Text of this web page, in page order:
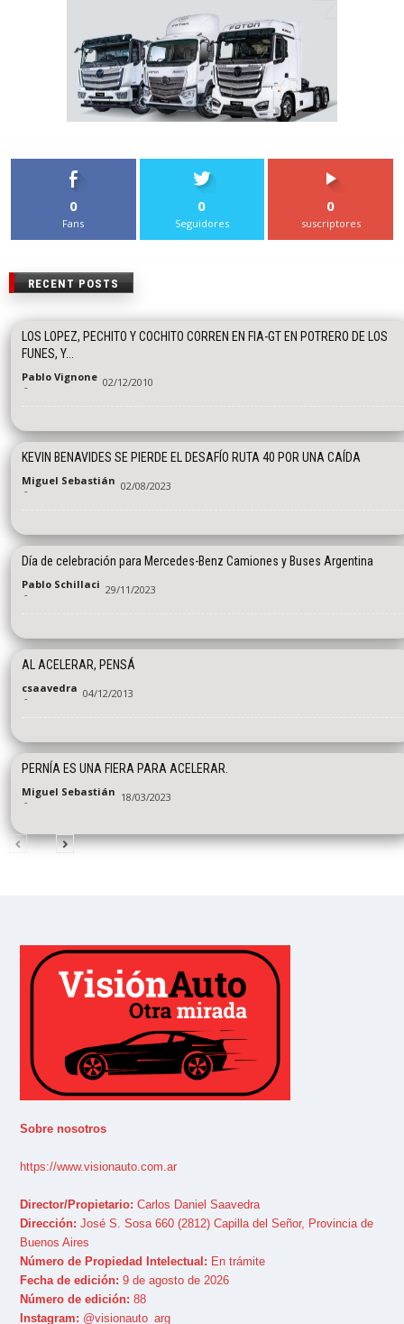
0
Fans
0
Seguidores
0
suscriptores
RECENT POSTS
LOS LOPEZ, PECHITO Y COCHITO CORREN EN FIA-GT EN POTRERO DE LOS
FUNES, Y...
Pablo Vignone
- 02/12/2010
KEVIN BENAVIDES SE PIERDE EL DESAFÍO RUTA 40 POR UNA CAÍDA
Miguel Sebastián
- 02/08/2023
Día de celebración para Mercedes-Benz Camiones y Buses Argentina
Pablo Schillaci
- 29/11/2023
AL ACELERAR, PENSÁ
csaavedra
- 04/12/2013
PERNÍA ES UNA FIERA PARA ACELERAR.
Miguel Sebastián
- 18/03/2023
Sobre nosotros
https://www.visionauto.com.ar
Director/Propietario: Carlos Daniel Saavedra
Dirección: José S. Sosa 660 (2812) Capilla del Señor, Provincia de
Buenos Aires
Número de Propiedad Intelectual: En trámite
Fecha de edición: 9 de agosto de 2026
Número de edición: 88
Instagram: @visionauto_arg